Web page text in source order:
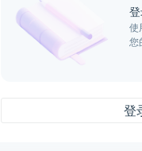
使
您
登